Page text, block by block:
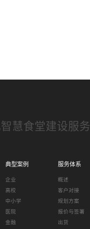
慧食堂建设服
典型案例
企业
高校
中小学
医院
金融
服务体系
概述
客户对接
规划方案
报价与签署
出货